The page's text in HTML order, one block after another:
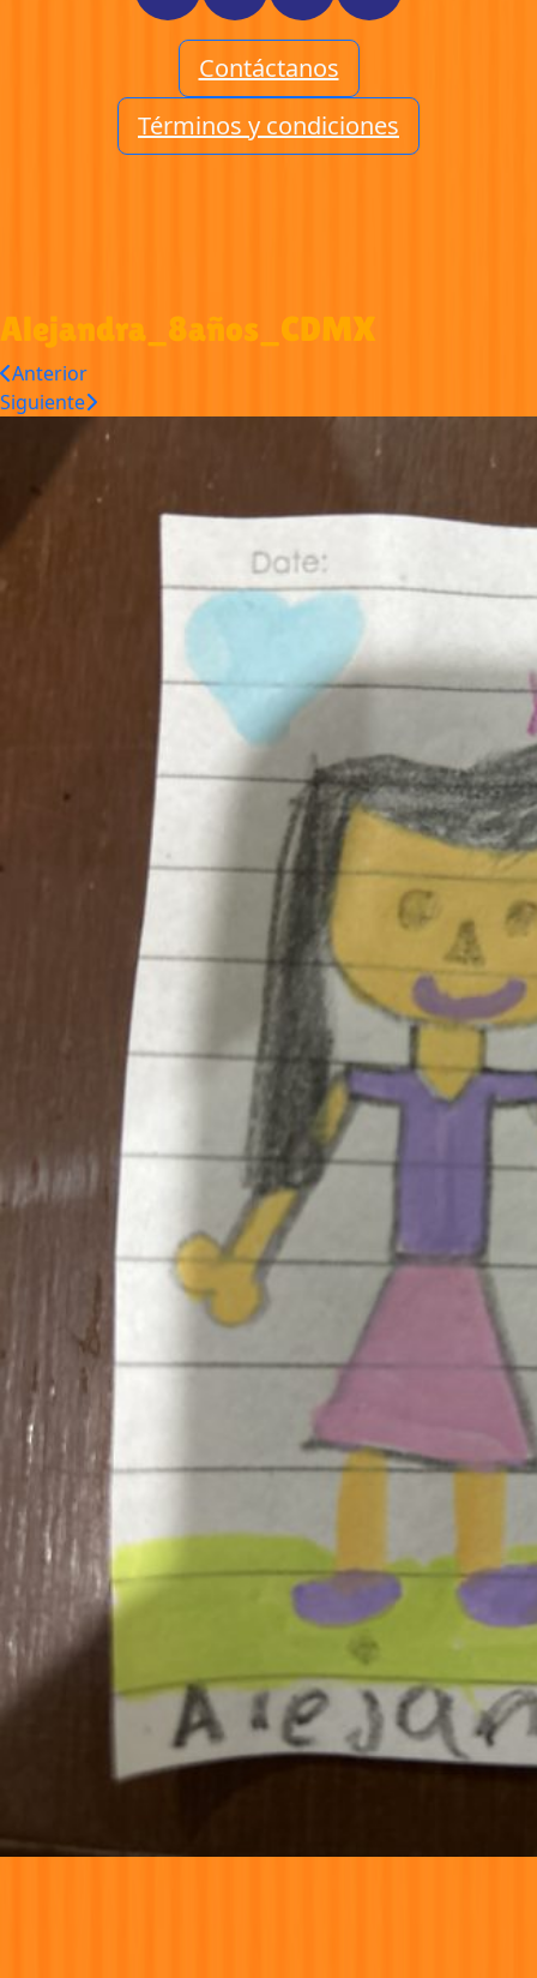
Contáctanos
Términos y condiciones
Alejandra_8años_CDMX
Anterior
Siguiente